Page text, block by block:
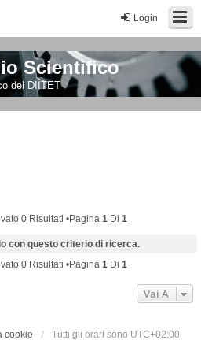
Login
Scientifico
del DIITET
0 Risultati •Pagina 1 Di 1
con questo criterio di ricerca.
0 Risultati •Pagina 1 Di 1
Vai A
cookie Tutti gli orari sono UTC+02:00